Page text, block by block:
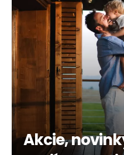
Akcie,